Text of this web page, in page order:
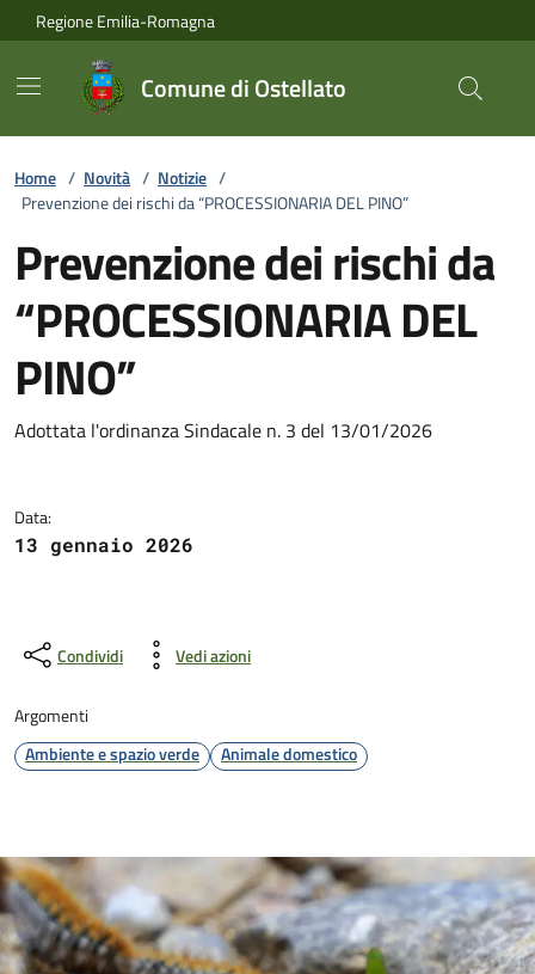
Vai ai contenuti
Vai al footer
Regione Emilia-Romagna
Comune di Ostellato
Home / Novità / Notizie /
Prevenzione dei rischi da “PROCESSIONARIA DEL PINO”
Prevenzione dei rischi da
“PROCESSIONARIA DEL
PINO”
Dettagli della notizia
Adottata l'ordinanza Sindacale n. 3 del 13/01/2026
Data:
13 gennaio 2026
Condividi Vedi azioni
Argomenti
Ambiente e spazio verde
Animale domestico